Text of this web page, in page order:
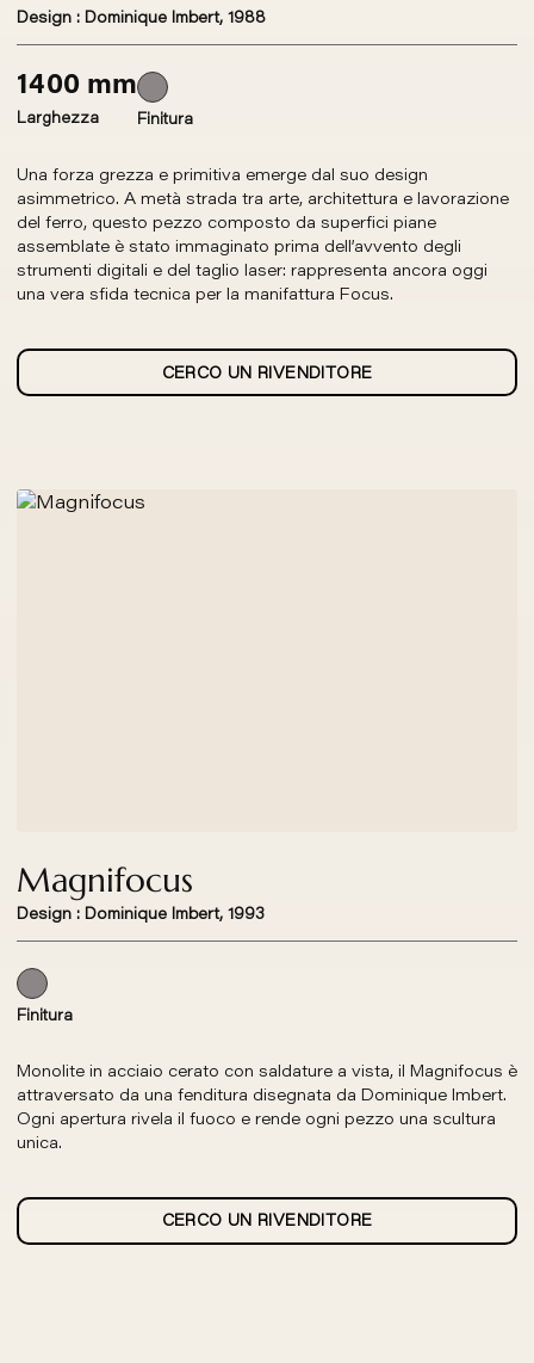
Design : Dominique Imbert, 1988
1400 mm
Larghezza Finitura
Una forza grezza e primitiva emerge dal suo design
asimmetrico. A metà strada tra arte, architettura e lavorazione
del ferro, questo pezzo composto da superfici piane
assemblate è stato immaginato prima dell’avvento degli
strumenti digitali e del taglio laser: rappresenta ancora oggi
una vera sfida tecnica per la manifattura Focus.
CERCO UN RIVENDITORE
Magnifocus
Design : Dominique Imbert, 1993
Finitura
Monolite in acciaio cerato con saldature a vista, il Magnifocus è
attraversato da una fenditura disegnata da Dominique Imbert.
Ogni apertura rivela il fuoco e rende ogni pezzo una scultura
unica.
CERCO UN RIVENDITORE